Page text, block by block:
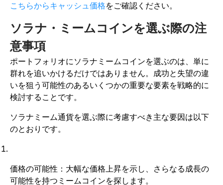
こちらからキャッシュ価格をご確認ください。
ソラナ・ミームコインを選ぶ際の注
意事項
ポートフォリオにソラナミームコインを選ぶのは、単に
群れを追いかけるだけではありません。成功と失望の違
いを狙う可能性のあるいくつかの重要な要素を戦略的に
検討することです。
ソラナミーム通貨を選ぶ際に考慮すべき主な要因は以下
のとおりです。
価格の可能性：大幅な価格上昇を示し、さらなる成長の
可能性を持つミームコインを探します。